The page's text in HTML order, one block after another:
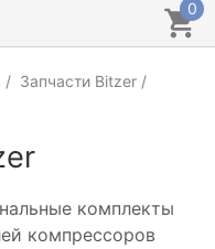
0
Запчасти Bitzer
комплекты
компрессоров